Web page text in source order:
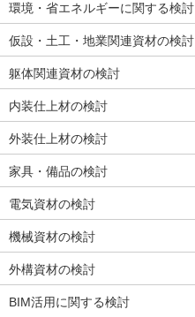
環境・省エネルギーに関する検討
仮設・土工・地業関連資材の検討
躯体関連資材の検討
内装仕上材の検討
外装仕上材の検討
家具・備品の検討
電気資材の検討
機械資材の検討
外構資材の検討
BIM活用に関する検討